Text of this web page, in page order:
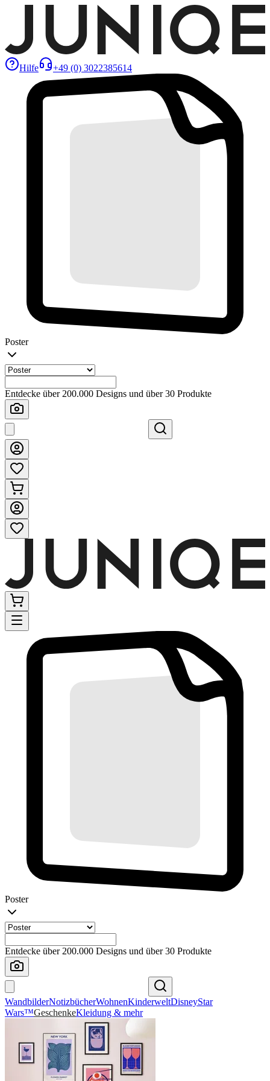
Hilfe +49 (0) 3022385614
Poster
Entdecke über 200.000 Designs und über 30 Produkte
Poster
Entdecke über 200.000 Designs und über 30 Produkte
WandbilderNotizbücherWohnenKinderweltDisneyStar
Wars™GeschenkeKleidung & mehr